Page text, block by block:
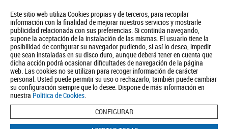
Este sitio web utiliza Cookies propias y de terceros, para recopilar
información con la finalidad de mejorar nuestros servicios y mostrarle
publicidad relacionada con sus preferencias. Si continúa navegando,
supone la aceptación de la instalación de las mismas. El usuario tiene la
posibilidad de configurar su navegador pudiendo, si así lo desea, impedir
que sean instaladas en su disco duro, aunque deberá tener en cuenta que
dicha acción podrá ocasionar dificultades de navegación de la página
web. Las cookies no se utilizan para recoger información de carácter
personal. Usted puede permitir su uso o rechazarlo, también puede cambiar
su configuración siempre que lo desee. Dispone de más información en
nuestra Política de Cookies.
CONFIGURAR
Quiénes somos Turismo Política de Privacidad Aviso Legal
Política de Cookies
BUSCAR